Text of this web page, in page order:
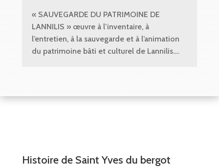
« SAUVEGARDE DU PATRIMOINE DE
LANNILIS » œuvre à l’inventaire, à
l’entretien, à la sauvegarde et à l’animation
du patrimoine bâti et culturel de Lannilis.…
Histoire de Saint Yves du bergot